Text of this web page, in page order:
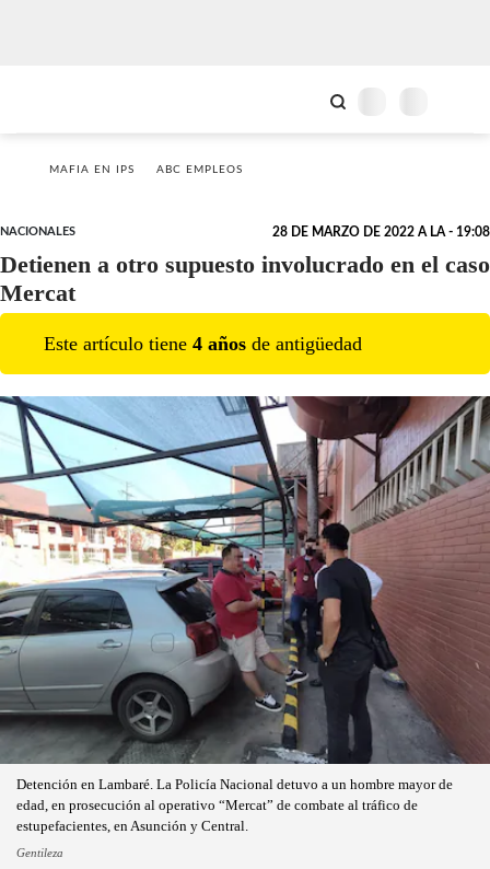
MAFIA EN IPS ABC EMPLEOS
NACIONALES 28 DE MARZO DE 2022 A LA - 19:08
Detienen a otro supuesto involucrado en el caso
Mercat
Este artículo tiene 4 años de antigüedad
Detención en Lambaré. La Policía Nacional detuvo a un hombre mayor de
edad, en prosecución al operativo “Mercat” de combate al tráfico de
estupefacientes, en Asunción y Central.
Gentileza